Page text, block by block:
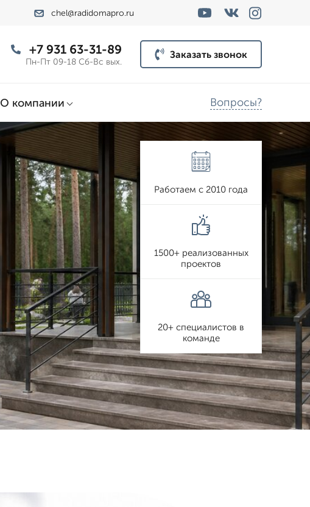
chel@radidomapro.ru
+7 931 63-31-89
Пн-Пт 09-18 Сб-Вс вых.
Заказать звонок
О компании Вопросы?
Работаем с 2010 года
1500+ реализованных
проектов
20+ специалистов в
команде